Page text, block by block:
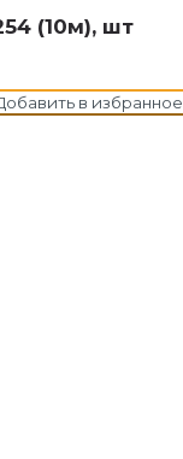
(10м), шт
в избранное